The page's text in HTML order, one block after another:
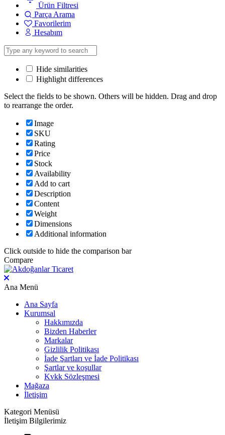
Ürün Filtresi
Parça Arama
Favorilerim
Hesabım
Hide similarities
Highlight differences
Select the fields to be shown. Others will be hidden. Drag and drop
to rearrange the order.
Image
SKU
Rating
Price
Stock
Availability
Add to cart
Description
Content
Weight
Dimensions
Additional information
Click outside to hide the comparison bar
Compare
Ana Menü
Ana Sayfa
Kurumsal
Hakkımızda
Bizden Haberler
Markalar
Gizlilik Politikası
İade Şartları ve İade Politikası
Şartlar ve koşullar
Kvkk Sözleşmesi
Mağaza
İletişim
Kategori Menüsü
İletişim Bilgilerimiz